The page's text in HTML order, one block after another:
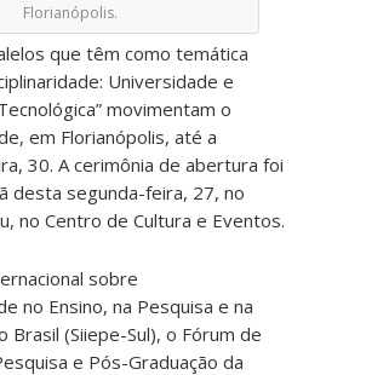
Florianópolis.
que têm como temática
Universidade e
movimentam o
em Florianópolis, até a
30. A cerimônia de abertura foi
desta segunda-feira, 27, no
no Centro de Cultura e Eventos.
sobre
no Ensino, na Pesquisa e na
Brasil (Siiepe-Sul), o Fórum de
e Pós-Graduação da